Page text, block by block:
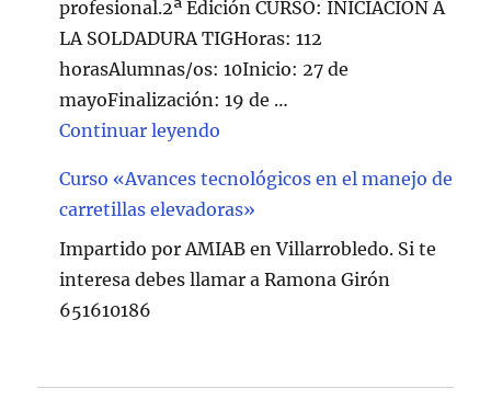
profesional.2ª Edición CURSO: INICIACION A
LA SOLDADURA TIGHoras: 112
horasAlumnas/os: 10Inicio: 27 de
mayoFinalización: 19 de …
Continuar leyendo
Curso «Avances tecnológicos en el manejo de
carretillas elevadoras»
Impartido por AMIAB en Villarrobledo. Si te
interesa debes llamar a Ramona Girón
651610186